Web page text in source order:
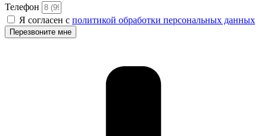
Телефон
Я согласен с политикой обработки персональных данных
Перезвоните мне